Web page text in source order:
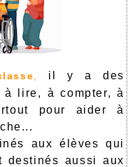
il y a des
lire, à compter, à
pour aider à
aux élèves qui
destinés aussi aux